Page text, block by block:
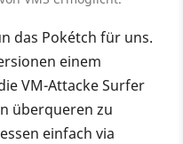
das Pokétch für uns.
einem
VM-Attacke Surfer
überqueren zu
einfach via